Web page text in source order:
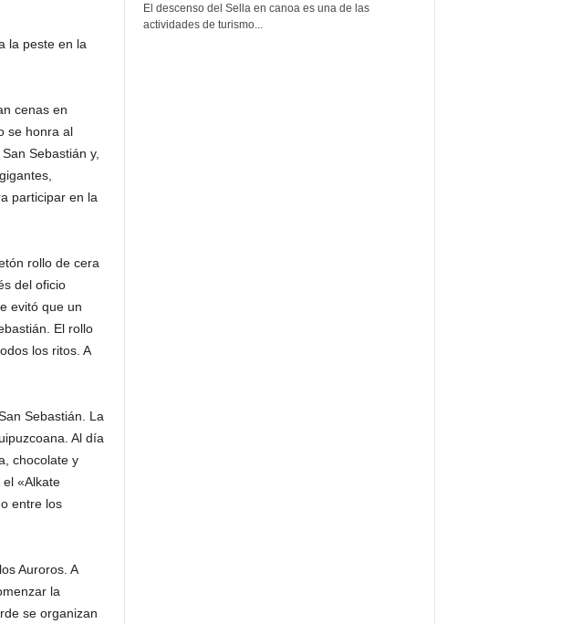
la peste en la
cenas en
se honra al
Sebastián y,
participar en la
rollo de cera
del oficio
evitó que un
El rollo
los ritos. A
Sebastián. La
Al día
chocolate y
«Alkate
entre los
Auroros. A
la
se organizan
El descenso del Sella en canoa es una de las
actividades de turismo...